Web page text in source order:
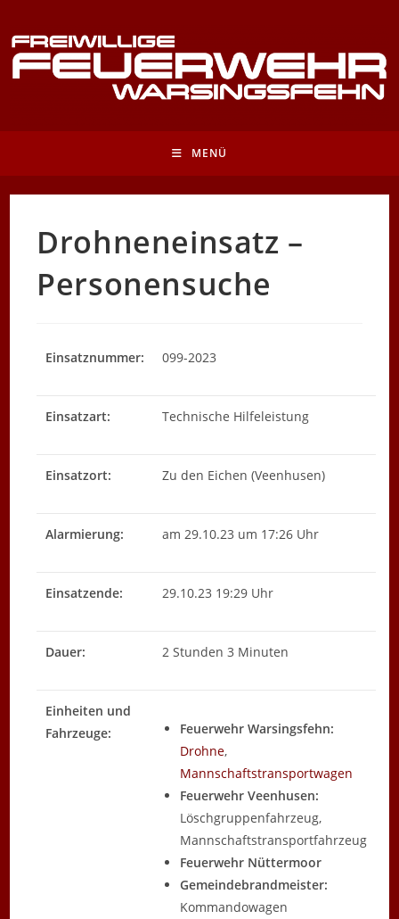
Inhalt
springen
MENÜ
Drohneneinsatz –
Personensuche
Einsatznummer: 099-2023
Einsatzart: Technische Hilfeleistung
Einsatzort: Zu den Eichen (Veenhusen)
Alarmierung: am 29.10.23 um 17:26 Uhr
Einsatzende: 29.10.23 19:29 Uhr
Dauer: 2 Stunden 3 Minuten
Einheiten und
Fahrzeuge:
Feuerwehr Warsingsfehn:
Drohne,
Mannschaftstransportwagen
Feuerwehr Veenhusen:
Löschgruppenfahrzeug,
Mannschaftstransportfahrzeug
Feuerwehr Nüttermoor
Gemeindebrandmeister:
Kommandowagen